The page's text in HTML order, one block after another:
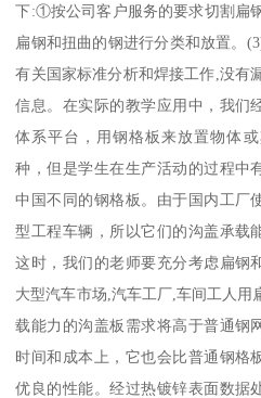
下:①按公司客户服务的要求切割扁
扁钢和扭曲的钢进行分类和放置。
有关国家标准分析和焊接工作,没有
信息。在实际的教学应用中，我们
体系平台，用钢格板来放置物体
种，但是学生在生产活动的过程中
中国不同的钢格板。由于国内工厂
型工程车辆，所以它们的沟盖承载
这时，我们的老师要充分考虑扁钢
大型汽车市场,汽车工厂,车间工人用
载能力的沟盖板需求将高于普通钢
时间和成本上，它也会比普通钢格
优良的性能。经过热镀锌表面数据